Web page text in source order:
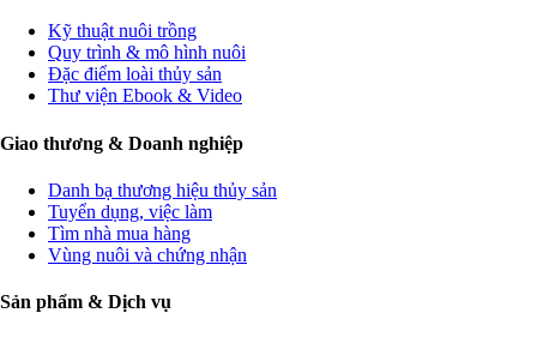
Kỹ thuật nuôi trồng
Quy trình & mô hình nuôi
Đặc điểm loài thủy sản
Thư viện Ebook & Video
Giao thương & Doanh nghiệp
Danh bạ thương hiệu thủy sản
Tuyển dụng, việc làm
Tìm nhà mua hàng
Vùng nuôi và chứng nhận
Sản phẩm & Dịch vụ